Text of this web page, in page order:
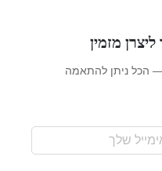
מזמין